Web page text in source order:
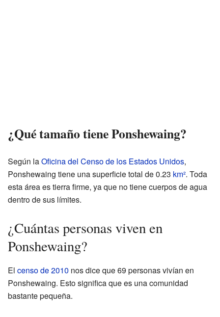
¿Qué tamaño tiene Ponshewaing?
Según laOficina del Censo de los Estados Unidos,
Ponshewaing tiene una superficie total de 0.23 km². Toda
esta área es tierra firme, ya que no tiene cuerpos de agua
dentro de sus límites.
¿Cuántas personas viven en
Ponshewaing?
El censo de 2010 nos dice que 69 personas vivían en
Ponshewaing. Esto significa que es una comunidad
bastante pequeña.